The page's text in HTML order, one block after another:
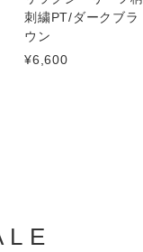
刺繍PT/ダークブラ
ウン
¥6,600